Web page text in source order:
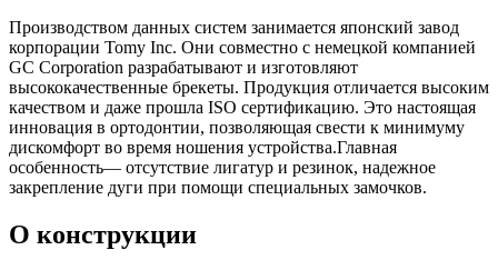
Производством данных систем занимается японский завод
корпорации Tomy Inc. Они совместно с немецкой компанией
GC Corporation разрабатывают и изготовляют
высококачественные брекеты. Продукция отличается высоким
качеством и даже прошла ISO сертификацию. Это настоящая
инновация в ортодонтии, позволяющая свести к минимуму
дискомфорт во время ношения устройства.Главная
особенность— отсутствие лигатур и резинок, надежное
закрепление дуги при помощи специальных замочков.
О конструкции